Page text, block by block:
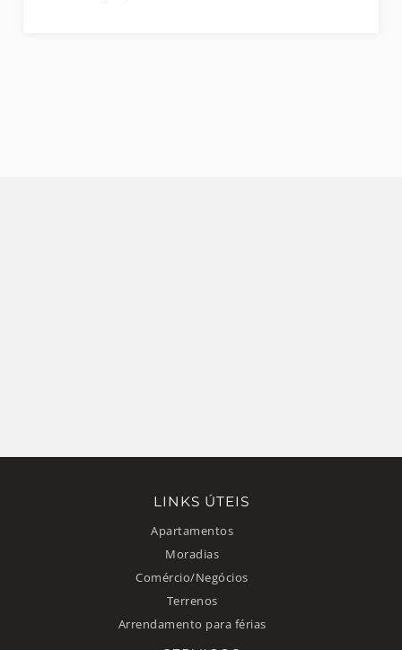
LINKS ÚTEIS
Apartamentos
Moradias
Comércio/Negócios
Terrenos
Arrendamento para férias